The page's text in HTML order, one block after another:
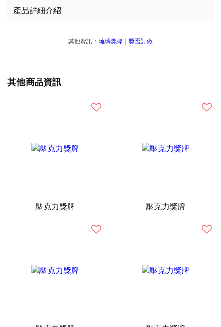
產品詳細介紹
其他資訊： 琉璃獎牌 獎盃訂做
其他商品資訊
壓克力獎牌 壓克力獎牌